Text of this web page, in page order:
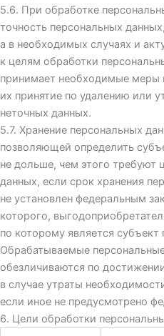
5.6. При обработке
точность персональных
а в необходимых случаях и
к целям обработки
принимает необходимые меры
их принятие по удалению или
неточных данных.
5.7. Хранение персональных
позволяющей определить
не дольше, чем этого требуют
данных, если срок хранения
не установлен федеральным
которого,
по которому является
Обрабатываемые
обезличиваются по
в случае утраты
если иное не предусмотрено
6. Цели обработки